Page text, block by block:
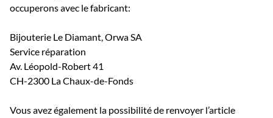
occuperons avec le fabricant:
Bijouterie Le Diamant, Orwa SA
Service réparation
Av. Léopold-Robert 41
CH-2300 La Chaux-de-Fonds
Vous avez également la possibilité de renvoyer l’article